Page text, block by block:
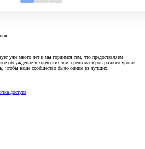
уже много лет и мы гордимся тем, что предоставляем
обсуждение технических тем, среди мастеров разного уровня.
чтобы наше сообщество было одним из лучших.
доступа